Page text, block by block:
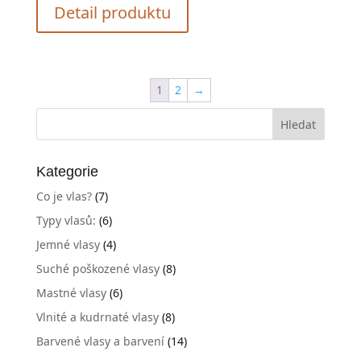
Detail produktu
1 2 →
Kategorie
Co je vlas?(7)
Typy vlasů: (6)
Jemné vlasy(4)
Suché poškozené vlasy(8)
Mastné vlasy(6)
Vlnité a kudrnaté vlasy(8)
Barvené vlasy a barvení(14)